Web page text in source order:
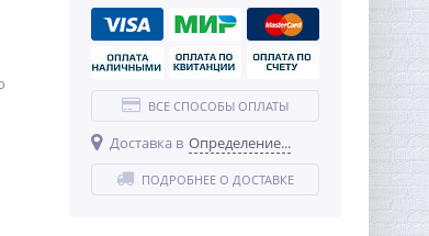
ВСЕ СПОСОБЫ ОПЛАТЫ
Доставка в Определение...
ПОДРОБНЕЕ О ДОСТАВКЕ